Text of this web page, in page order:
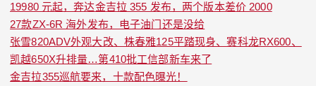
19980 元起，奔达金吉拉 355 发布，两个版本差价 2000
27款ZX-6R 海外发布，电子油门还是没给
张雪820ADV外观大改、株春雅125平踏现身、赛科龙RX600、
凯越650X升排量…第410批工信部新车来了
金吉拉355巡航要来，十款配色曝光！